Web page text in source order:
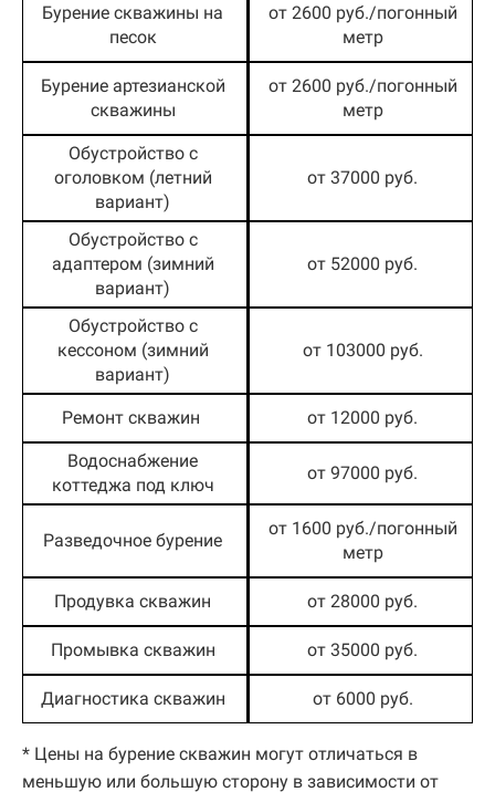
Бурение скважины на
песок
от 2600 руб./погонный
метр
Бурение артезианской
скважины
от 2600 руб./погонный
метр
Обустройство с
оголовком (летний
вариант)
от 37000 руб.
Обустройство с
адаптером (зимний
вариант)
от 52000 руб.
Обустройство с
кессоном (зимний
вариант)
от 103000 руб.
Ремонт скважин от 12000 руб.
Водоснабжение
коттеджа под ключ
от 97000 руб.
Разведочное бурение
от 1600 руб./погонный
метр
Продувка скважин от 28000 руб.
Промывка скважин от 35000 руб.
Диагностика скважин от 6000 руб.
* Цены на бурение скважин могут отличаться в
меньшую или большую сторону в зависимости от